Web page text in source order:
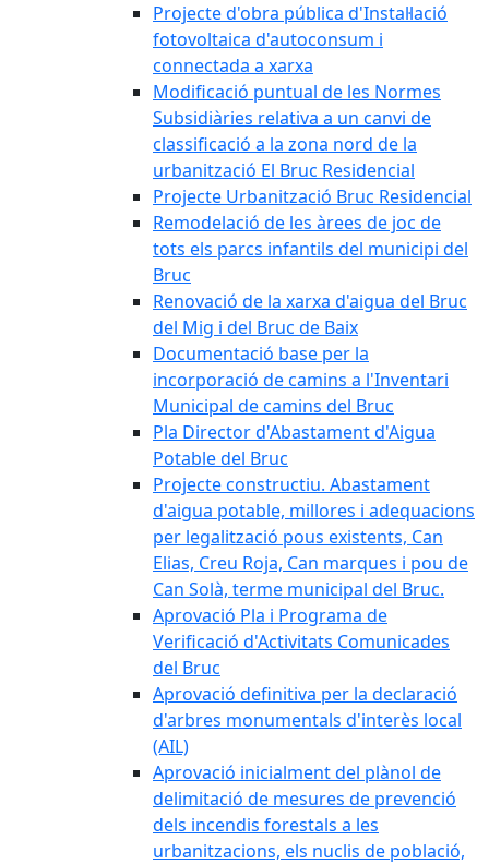
Projecte d'obra pública d'Instal·lació
fotovoltaica d'autoconsum i
connectada a xarxa
Modificació puntual de les Normes
Subsidiàries relativa a un canvi de
classificació a la zona nord de la
urbanització El Bruc Residencial
Projecte Urbanització Bruc Residencial
Remodelació de les àrees de joc de
tots els parcs infantils del municipi del
Bruc
Renovació de la xarxa d'aigua del Bruc
del Mig i del Bruc de Baix
Documentació base per la
incorporació de camins a l'Inventari
Municipal de camins del Bruc
Pla Director d'Abastament d'Aigua
Potable del Bruc
Projecte constructiu. Abastament
d'aigua potable, millores i adequacions
per legalització pous existents, Can
Elias, Creu Roja, Can marques i pou de
Can Solà, terme municipal del Bruc.
Aprovació Pla i Programa de
Verificació d'Activitats Comunicades
del Bruc
Aprovació definitiva per la declaració
d'arbres monumentals d'interès local
(AIL)
Aprovació inicialment del plànol de
delimitació de mesures de prevenció
dels incendis forestals a les
urbanitzacions, els nuclis de població,